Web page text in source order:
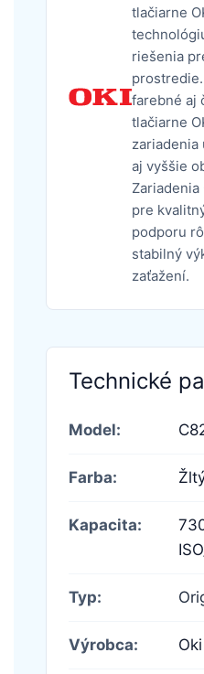
tlačiarne
riešenia
farebné aj
tlačiarne
aj vyššie
Zariadenia
pre
podporu
stabilný
zaťažení.
Technické
Model:
Farba:
Kapacita:
Typ:
Výrobca: Oki